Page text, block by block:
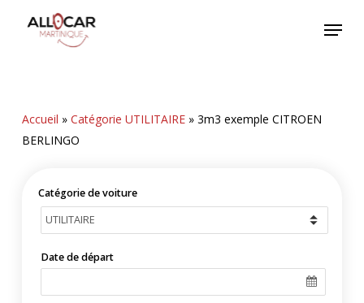
Menu
Accueil » Catégorie UTILITAIRE» 3m3 exemple CITROEN
BERLINGO
Catégorie de voiture
Date de départ